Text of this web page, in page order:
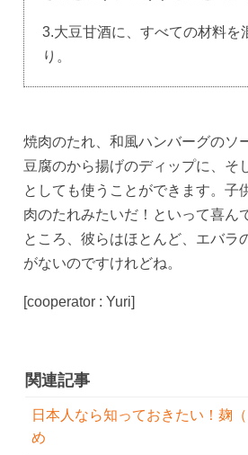
3.大豆甘酒に、すべての材料を
り。
焼肉のたれ、和風ハンバーグのソ
豆腐のから揚げのディップに、そ
としても使うことができます。子
肉のたれみたいだ！といって喜ん
ところ、彼らはほとんど、エバラ
がないのですけれどね。
[cooperator : Yuri]
関連記事
日本人なら知っておきたい！麹
め